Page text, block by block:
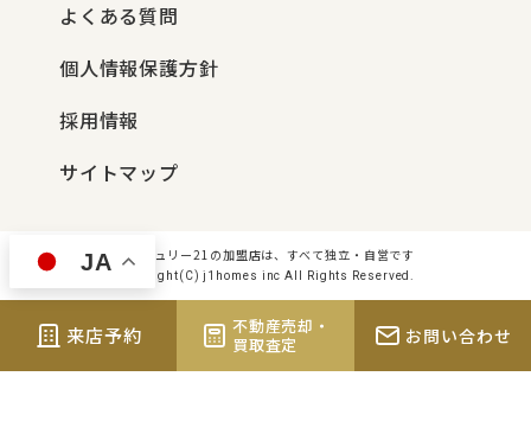
よくある質問
個人情報保護方針
採用情報
サイトマップ
センチュリー21の加盟店は、すべて独立・自営です
Copyright(C) j1homes inc All Rights Reserved.
来店予約
不動産売却・
買取査定
お問い合わせ
JA